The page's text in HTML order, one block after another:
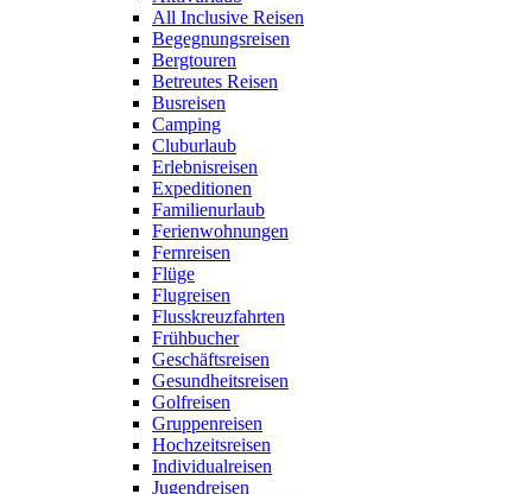
All Inclusive Reisen
Begegnungsreisen
Bergtouren
Betreutes Reisen
Busreisen
Camping
Cluburlaub
Erlebnisreisen
Expeditionen
Familienurlaub
Ferienwohnungen
Fernreisen
Flüge
Flugreisen
Flusskreuzfahrten
Frühbucher
Geschäftsreisen
Gesundheitsreisen
Golfreisen
Gruppenreisen
Hochzeitsreisen
Individualreisen
Jugendreisen